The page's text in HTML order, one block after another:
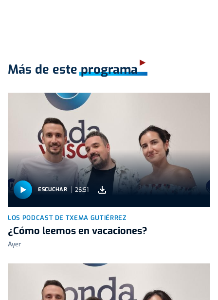
Más de este programa
ESCUCHAR 26:51
LOS PODCAST DE TXEMA GUTIÉRREZ
¿Cómo leemos en vacaciones?
Ayer